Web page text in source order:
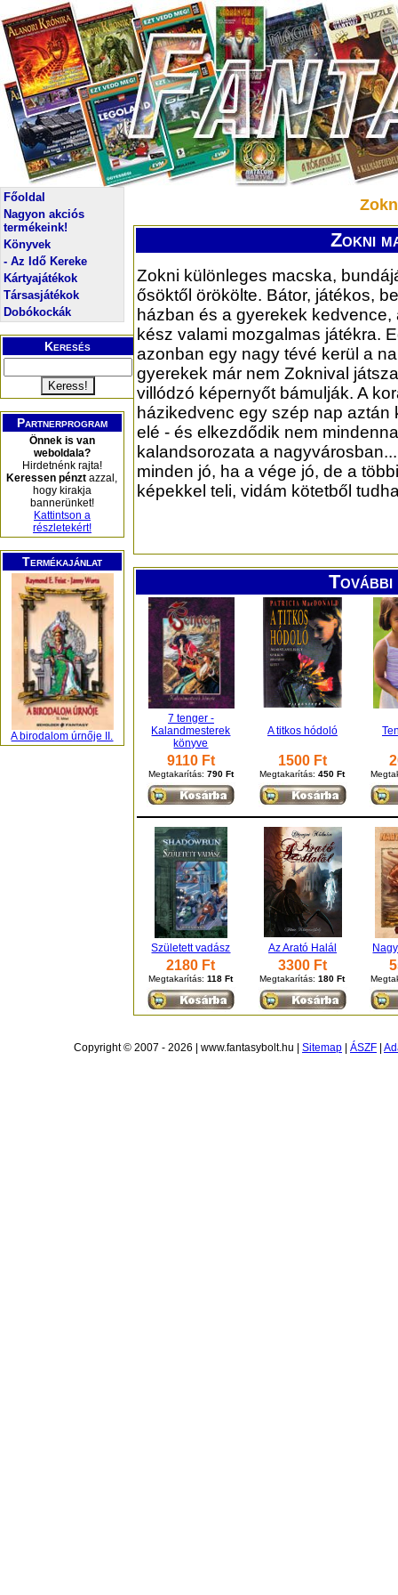
Főoldal
Nagyon akciós
termékeink!
Könyvek
- Az Idő Kereke
Kártyajátékok
Társasjátékok
Dobókockák
Keresés
Partnerprogram
Önnek is van
weboldala?
Hirdetnénk rajta!
Keressen pénzt azzal,
hogy kirakja
bannerünket!
Kattintson a
részletekért!
Termékajánlat
A birodalom úrnője II.
Zokni
Zokni különleges macska,
ősöktől örökölte. Bátor, játékos,
házban és a gyerekek kedvence,
kész valami mozgalmas játékra.
azonban egy nagy tévé kerül a
gyerekek már nem Zoknival
villódzó képernyőt bámulják. A
házikedvenc egy szép nap aztán
elé - és elkezdődik nem
kalandsorozata a
minden jó, ha a vége jó, de a
képekkel teli, vidám kötetből
7 tenger -
Kalandmesterek
könyve
A titkos hódoló
9110 Ft
Megtakarítás: 790 Ft
1500 Ft
Megtakarítás:450 Ft
Született vadász Az Arató Halál
2180 Ft
Megtakarítás:118 Ft
3300 Ft
Megtakarítás:180 Ft
Copyright © 2007 - 2026 | www.fantasybolt.hu | Sitemap ÁSZF